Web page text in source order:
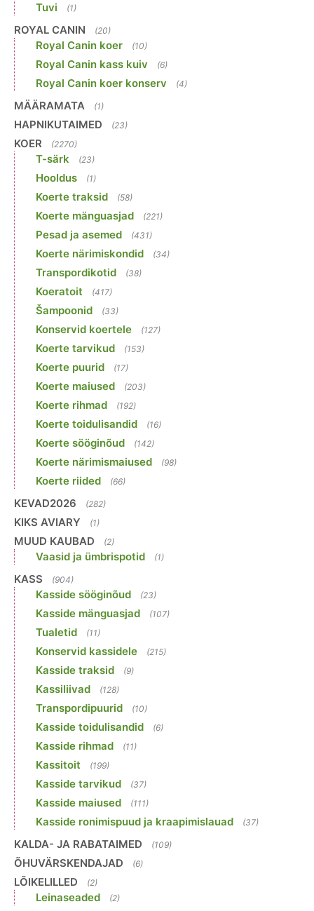
Tuvi (1)
ROYAL CANIN (20)
Royal Canin koer (10)
Royal Canin kass kuiv (6)
Royal Canin koer konserv (4)
MÄÄRAMATA (1)
HAPNIKUTAIMED (23)
KOER (2270)
T-särk (23)
Hooldus (1)
Koerte traksid (58)
Koerte mänguasjad (221)
Pesad ja asemed (431)
Koerte närimiskondid (34)
Transpordikotid (38)
Koeratoit (417)
Šampoonid (33)
Konservid koertele (127)
Koerte tarvikud (153)
Koerte puurid (17)
Koerte maiused (203)
Koerte rihmad (192)
Koerte toidulisandid (16)
Koerte sööginõud (142)
Koerte närimismaiused (98)
Koerte riided (66)
KEVAD2026 (282)
KIKS AVIARY (1)
MUUD KAUBAD (2)
Vaasid ja ümbrispotid (1)
KASS (904)
Kasside sööginõud (23)
Kasside mänguasjad (107)
Tualetid (11)
Konservid kassidele (215)
Kasside traksid (9)
Kassiliivad (128)
Transpordipuurid (10)
Kasside toidulisandid (6)
Kasside rihmad (11)
Kassitoit (199)
Kasside tarvikud (37)
Kasside maiused (111)
Kasside ronimispuud ja kraapimislauad (37)
KALDA- JA RABATAIMED (109)
ÕHUVÄRSKENDAJAD (6)
LÕIKELILLED (2)
Leinaseaded (2)